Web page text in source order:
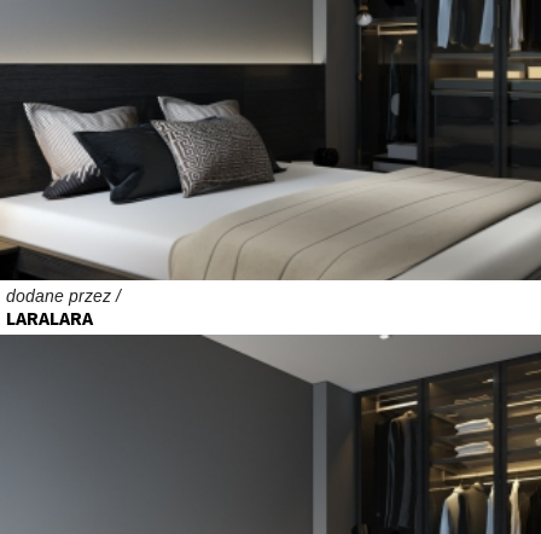
dodane przez /
LARALARA